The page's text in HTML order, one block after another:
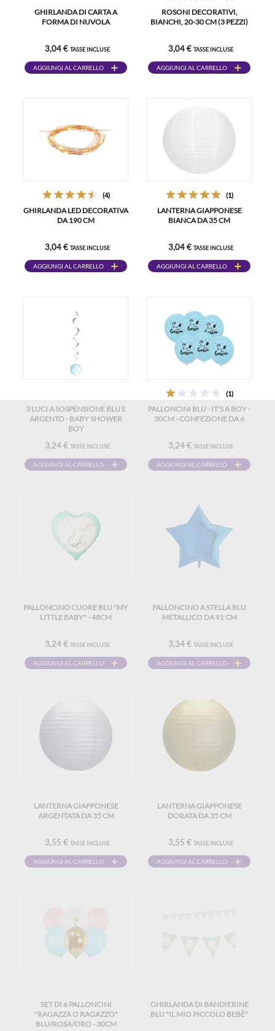
GHIRLANDA DI CARTA A
FORMA DI NUVOLA
3,04 € TASSE INCLUSE
AGGIUNGI AL CARRELLO
ROSONI DECORATIVI,
BIANCHI, 20-30 CM (3 PEZZI)
3,04 € TASSE INCLUSE
AGGIUNGI AL CARRELLO
(4)
GHIRLANDA LED DECORATIVA
DA 190 CM
3,04 € TASSE INCLUSE
AGGIUNGI AL CARRELLO
(1)
LANTERNA GIAPPONESE
BIANCA DA 35 CM
3,04 € TASSE INCLUSE
AGGIUNGI AL CARRELLO
3 LUCI A SOSPENSIONE BLU E
ARGENTO - BABY SHOWER
BOY
3,24 € TASSE INCLUSE
AGGIUNGI AL CARRELLO
(1)
PALLONCINI BLU - IT'S A BOY -
30CM - CONFEZIONE DA 6
3,24 € TASSE INCLUSE
AGGIUNGI AL CARRELLO
PALLONCINO CUORE BLU "MY
LITTLE BABY" - 48CM
3,24 € TASSE INCLUSE
AGGIUNGI AL CARRELLO
PALLONCINO A STELLA BLU
METALLICO DA 91 CM
3,34 € TASSE INCLUSE
AGGIUNGI AL CARRELLO
LANTERNA GIAPPONESE
ARGENTATA DA 35 CM
3,55 € TASSE INCLUSE
AGGIUNGI AL CARRELLO
LANTERNA GIAPPONESE
DORATA DA 35 CM
3,55 € TASSE INCLUSE
AGGIUNGI AL CARRELLO
SET DI 6 PALLONCINI
"RAGAZZA O RAGAZZO"
BLU/ROSA/ORO - 30CM
GHIRLANDA DI BANDIERINE
BLU "IL MIO PICCOLO BEBÈ"